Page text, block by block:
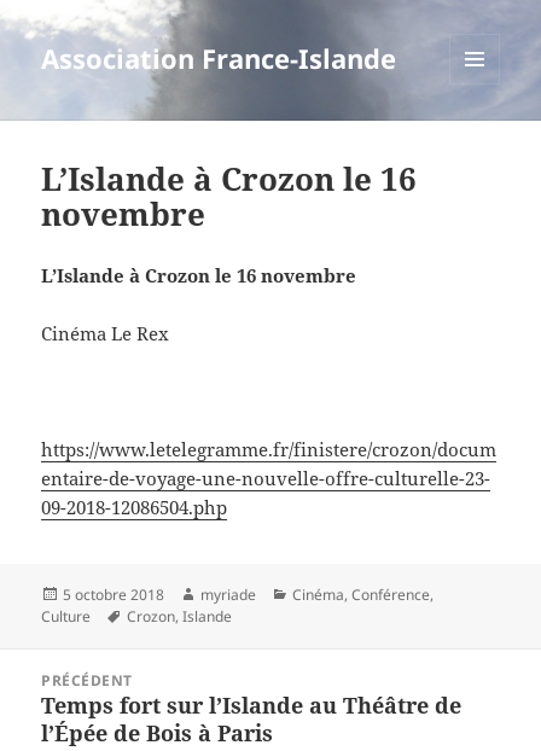
Association France-Islande
L’Islande à Crozon le 16
novembre
L’Islande à Crozon le 16 novembre
Cinéma Le Rex
https://www.letelegramme.fr/finistere/crozon/docum
entaire-de-voyage-une-nouvelle-offre-culturelle-23-
09-2018-12086504.php
Publié
le
5 octobre 2018 Auteur
myriade Catégories
Cinéma,Conférence,
Culture
Mots-
Crozon,Islande
l’article
PRÉCÉDENT
Article
précédent :
Temps fort sur l’Islande au Théâtre de
l’Épée de Bois à Paris